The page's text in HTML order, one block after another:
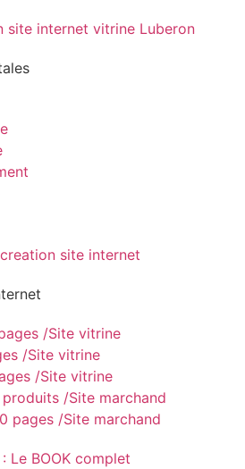
/Site vitrine
/Site vitrine
/Site vitrine
produits /Site marchand
pages /Site marchand
: Le BOOK complet